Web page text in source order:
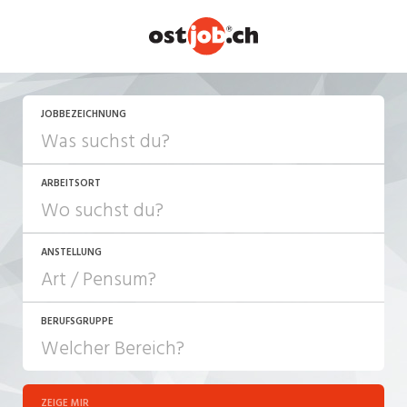
JOBBEZEICHNUNG
ARBEITSORT
ANSTELLUNG
JOB-TYP
Festanstellung
BERUFSGRUPPE
ZEIGE MIR